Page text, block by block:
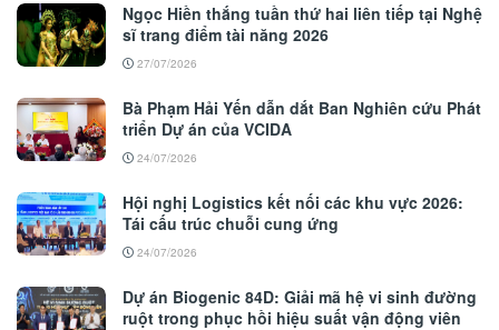
Ngọc Hiền thắng tuần thứ hai liên tiếp tại Nghệ
sĩ trang điểm tài năng 2026
27/07/2026
Bà Phạm Hải Yến dẫn dắt Ban Nghiên cứu Phát
triển Dự án của VCIDA
24/07/2026
Hội nghị Logistics kết nối các khu vực 2026:
Tái cấu trúc chuỗi cung ứng
24/07/2026
Dự án Biogenic 84D: Giải mã hệ vi sinh đường
ruột trong phục hồi hiệu suất vận động viên